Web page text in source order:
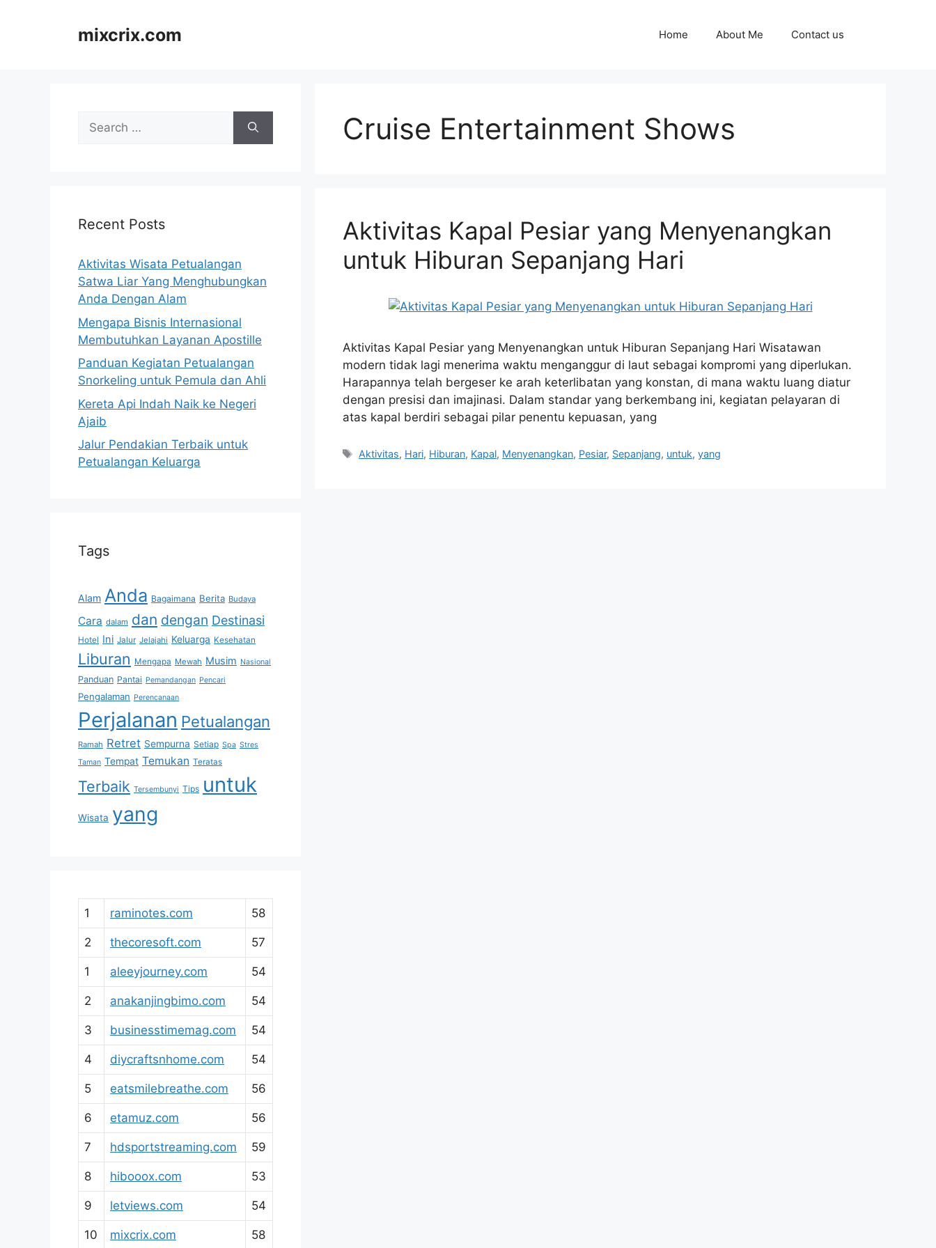
mixcrix.com Home About Me Contact us
Cruise Entertainment Shows
Aktivitas Kapal Pesiar yang Menyenangkan
untuk Hiburan Sepanjang Hari
Aktivitas Kapal Pesiar yang Menyenangkan untuk Hiburan Sepanjang Hari Wisatawan
modern tidak lagi menerima waktu menganggur di laut sebagai kompromi yang diperlukan.
Harapannya telah bergeser ke arah keterlibatan yang konstan, di mana waktu luang diatur
dengan presisi dan imajinasi. Dalam standar yang berkembang ini, kegiatan pelayaran di
atas kapal berdiri sebagai pilar penentu kepuasan, yang
Tags
Aktivitas, Hari, Hiburan, Kapal, Menyenangkan, Pesiar, Sepanjang, untuk,yang
Search
for:
Recent Posts
Aktivitas Wisata Petualangan
Satwa Liar Yang Menghubungkan
Anda Dengan Alam
Mengapa Bisnis Internasional
Membutuhkan Layanan Apostille
Panduan Kegiatan Petualangan
Snorkeling untuk Pemula dan Ahli
Kereta Api Indah Naik ke Negeri
Ajaib
Jalur Pendakian Terbaik untuk
Petualangan Keluarga
Tags
Alam Anda Bagaimana Berita Budaya
Cara dalam dan dengan Destinasi
Hotel Ini Jalur Jelajahi Keluarga Kesehatan
Liburan Mengapa Mewah Musim Nasional
Panduan Pantai Pemandangan Pencari
Pengalaman Perencanaan
Perjalanan Petualangan
Ramah Retret Sempurna Setiap Spa Stres
Taman Tempat Temukan Teratas
Terbaik Tersembunyi Tips untuk
Wisata yang
1 raminotes.com 58
2 thecoresoft.com 57
1 aleeyjourney.com 54
2 anakanjingbimo.com 54
3 businesstimemag.com 54
4 diycraftsnhome.com 54
5 eatsmilebreathe.com 56
6 etamuz.com 56
7 hdsportstreaming.com 59
8 hibooox.com 53
9 letviews.com 54
10 mixcrix.com 58